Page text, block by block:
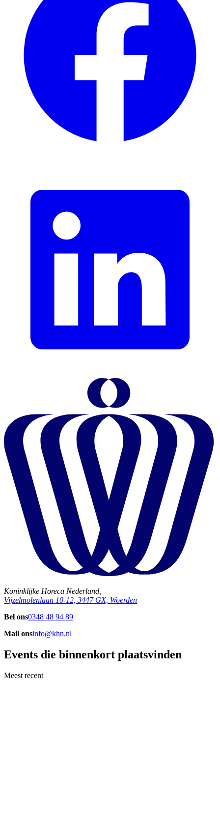
Koninklijke Horeca Nederland,
Vijzelmolenlaan 10-12, 3447 GX, Woerden
Bel ons0348 48 94 89
Mail onsinfo@khn.nl
Events die binnenkort plaatsvinden
Meest recent